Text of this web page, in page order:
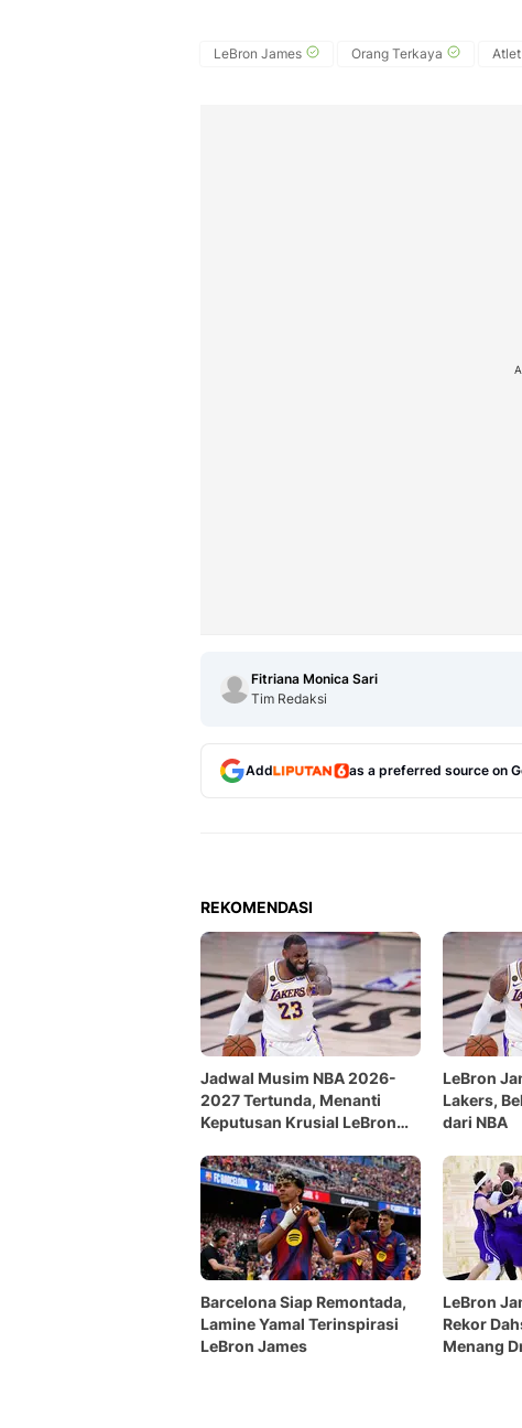
LeBron James Orang Terkaya
Fitriana Monica Sari
Tim Redaksi
Add as a preferred source on
REKOMENDASI
Jadwal Musim NBA 2026-
2027 Tertunda, Menanti
Keputusan Krusial LeBron
LeBron
Lakers,
dari NBA
Barcelona Siap Remontada,
Lamine Yamal Terinspirasi
LeBron James
LeBron
Rekor
Menang